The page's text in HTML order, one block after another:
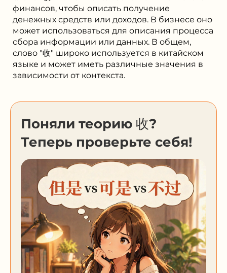
финансов, чтобы описать получение
денежных средств или доходов. В бизнесе оно
может использоваться для описания процесса
сбора информации или данных. В общем,
слово "收" широко используется в китайском
языке и может иметь различные значения в
зависимости от контекста.
Поняли теорию 收?
Теперь проверьте себя!